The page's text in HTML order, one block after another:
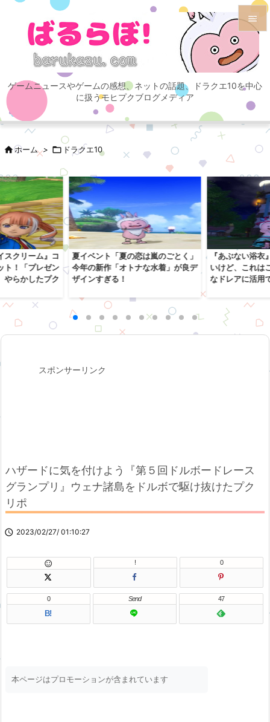
ゲームニュースやゲームの感想、ネットの話題、ドラクエ10を中心
に扱うモヒプクブログメディア

メニュ

サイド

次へ
検索
ホーム >  ドラクエ10
スクリーム』コ
ト！「プレゼン
やらかしたプク
夏イベント「夏の恋は嵐のごとく」
今年の新作「オトナな水着」が良デ
ザインすぎる！
『あぶない浴
いけど、これは
なドレアに活用
スポンサーリンク
ハザードに気を付けよう『第５回ドルボードレース
グランプリ』ウェナ諸島をドルボで駆け抜けたプク
リポ
 2023/02/27/ 01:10:27
 ! 0
B!
0 Send 47
本ページはプロモーションが含まれています